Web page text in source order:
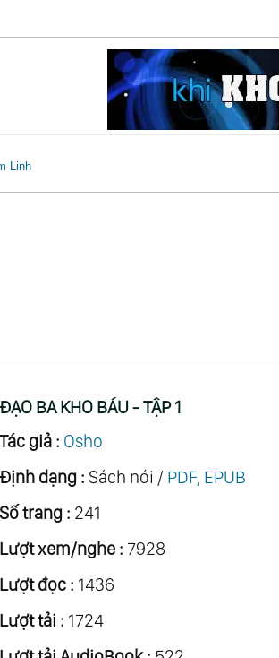
Linh
ĐẠO BA KHO BÁU - TẬP 1
Tác giả : Osho
Định dạng : Sách nói / PDF, EPUB
Số trang : 241
Lượt xem/nghe : 7928
Lượt đọc : 1436
Lượt tải : 1724